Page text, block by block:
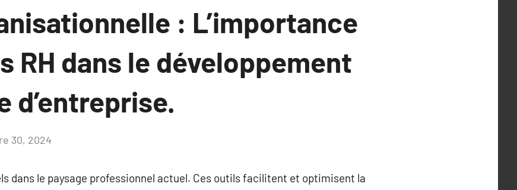
: L’importance
RH dans le développement
d’entreprise.
30, 2024
dans le paysage professionnel actuel. Ces outils facilitent et optimisent la